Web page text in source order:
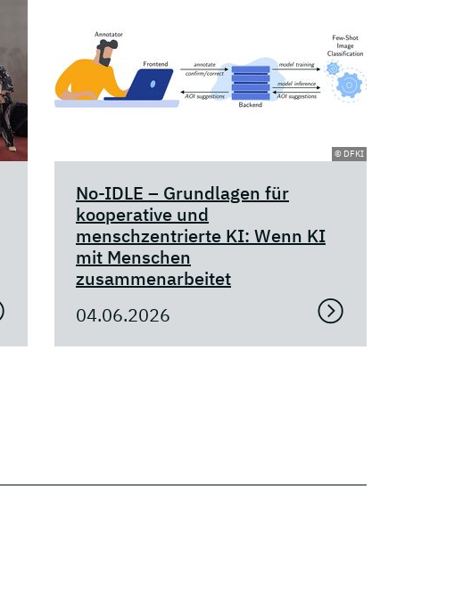
© DFKI
No-IDLE – Grundlagen für
kooperative und
menschzentrierte KI: Wenn KI
mit Menschen
zusammenarbeitet
04.06.2026